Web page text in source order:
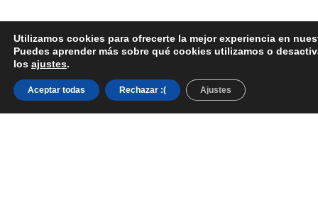
Utilizamos cookies para ofrecerte la mejor experiencia en
Puedes aprender más sobre qué cookies utilizamos o
los ajustes.
Aceptar todas Rechazar :( Ajustes